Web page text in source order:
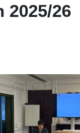
2025/26